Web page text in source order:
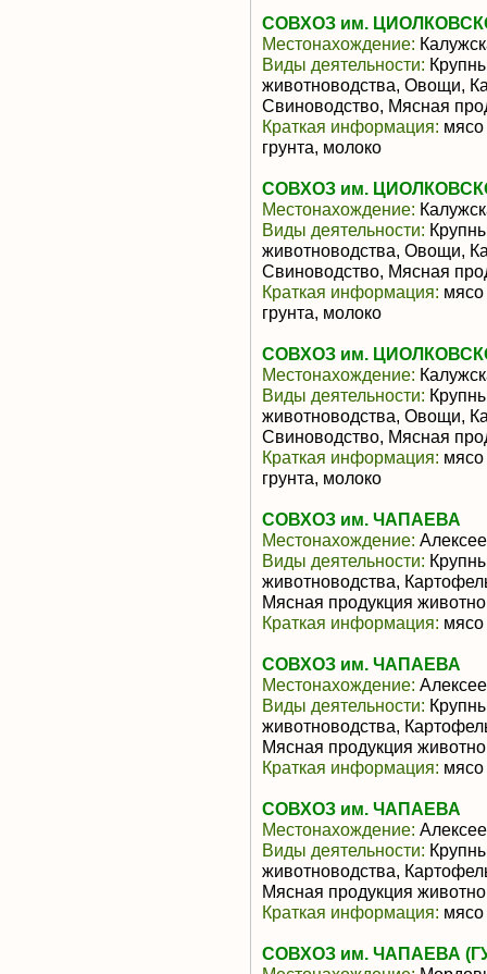
СОВХОЗ им.
Местонахождение:
Виды деятельности:
животноводства, Овощи,
Свиноводство, Мясная
Краткая информация: мясо
грунта, молоко
СОВХОЗ им.
Местонахождение:
Виды деятельности:
животноводства, Овощи,
Свиноводство, Мясная
Краткая информация: мясо
грунта, молоко
СОВХОЗ им.
Местонахождение:
Виды деятельности:
животноводства, Овощи,
Свиноводство, Мясная
Краткая информация: мясо
грунта, молоко
СОВХОЗ им. ЧАПАЕВА
Местонахождение:
Виды деятельности:
животноводства,
Мясная продукция
Краткая информация: мясо
СОВХОЗ им. ЧАПАЕВА
Местонахождение:
Виды деятельности:
животноводства,
Мясная продукция
Краткая информация: мясо
СОВХОЗ им. ЧАПАЕВА
Местонахождение:
Виды деятельности:
животноводства,
Мясная продукция
Краткая информация: мясо
СОВХОЗ им. ЧАПАЕВА